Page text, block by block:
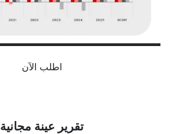
اطلب الآن
تقرير عينة مجانية